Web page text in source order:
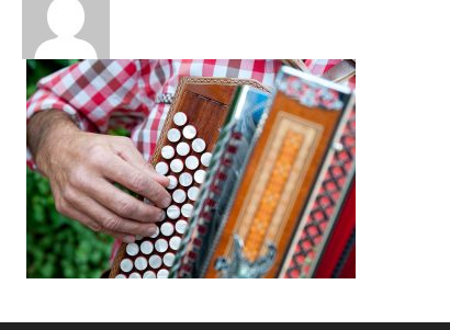
Beitragsnavigation